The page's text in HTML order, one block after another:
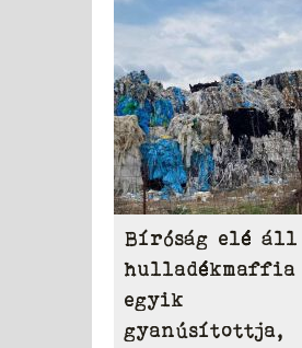
vizeiben
Bíróság elé áll
hulladékmaffia
egyik
gyanúsítottja,